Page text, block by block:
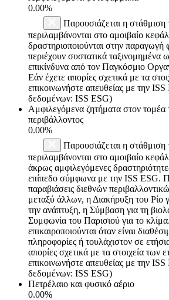
0.00%
Παρουσιάζεται η στάθμιση
περιλαμβάνονται στο αμοιβαίο
δραστηριοποιούνται στην
περιέχουν συστατικά ταξινομημένα
επικίνδυνα από τον Παγκόσμιο
Εάν έχετε απορίες σχετικά με τα
επικοινωνήστε απευθείας με την
δεδομένων: ISS ESG)
Αμφιλεγόμενα ζητήματα στον τομέα
περιβάλλοντος
0.00%
Παρουσιάζεται η στάθμιση
περιλαμβάνονται στο αμοιβαίο
άκρως αμφιλεγόμενες
επίπεδο σύμφωνα με την ISS ESG.
παραβιάσεις διεθνών
μεταξύ άλλων, η Διακήρυξη του Ρίο
την ανάπτυξη, η Σύμβαση για τη
Συμφωνία του Παρισιού για το
επικαιροποιούνται όταν είναι
πληροφορίες ή τουλάχιστον σε
απορίες σχετικά με τα στοιχεία των
επικοινωνήστε απευθείας με την
δεδομένων: ISS ESG)
Πετρέλαιο και φυσικό αέριο
0.00%